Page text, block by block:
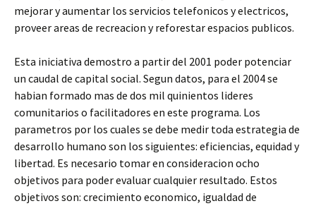
mejorar y aumentar los servicios telefonicos y electricos,
proveer areas de recreacion y reforestar espacios publicos.
Esta iniciativa demostro a partir del 2001 poder potenciar
un caudal de capital social. Segun datos, para el 2004 se
habian formado mas de dos mil quinientos lideres
comunitarios o facilitadores en este programa. Los
parametros por los cuales se debe medir toda estrategia de
desarrollo humano son los siguientes: eficiencias, equidad y
libertad. Es necesario tomar en consideracion ocho
objetivos para poder evaluar cualquier resultado. Estos
objetivos son: crecimiento economico, igualdad de